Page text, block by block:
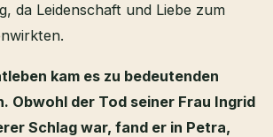
da Leidenschaft und Liebe zum
kam es zu bedeutenden
Obwohl der Tod seiner Frau Ingrid
Schlag war, fand er in Petra,